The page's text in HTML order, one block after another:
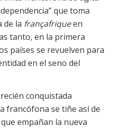
que toma
de la françafriqueen
tanto, en la primera
países se revuelven para
en el seno del
conquistada
francófona se tiñe así de
empañan la nueva